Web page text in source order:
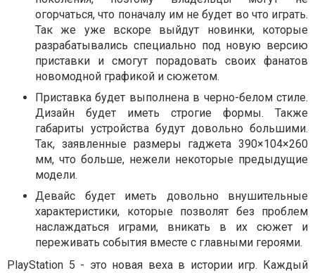
огорчаться, что поначалу им не будет во что играть.
Так же уже вскоре выйдут новинки, которые
разрабатывались специально под новую версию
приставки и смогут порадовать своих фанатов
новомодной графикой и сюжетом.
Приставка будет выполнена в черно-белом стиле.
Дизайн будет иметь строгие формы. Также
габариты устройства будут довольно большими.
Так, заявленные размеры гаджета 390×104×260
мм, что больше, нежели некоторые предыдущие
модели.
Девайс будет иметь довольно внушительные
характеристики, которые позволят без проблем
наслаждаться играми, вникать в их сюжет и
переживать события вместе с главными героями.
PlayStation 5 - это новая веха в истории игр. Каждый